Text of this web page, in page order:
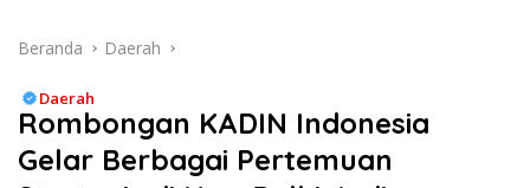
Beranda Daerah
Daerah
Rombongan KADIN Indonesia
Gelar Berbagai Pertemuan